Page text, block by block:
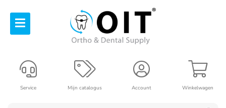
Winkelwagen
Account
Mijn catalogus
Service